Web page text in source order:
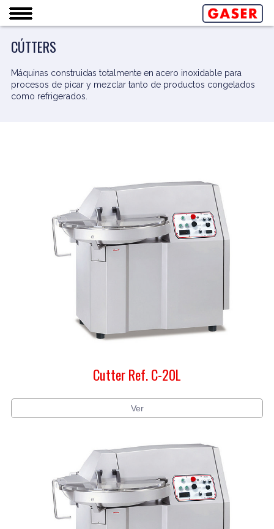
CÚTTERS
Máquinas construidas totalmente en acero inoxidable para
procesos de picar y mezclar tanto de productos congelados
como refrigerados.
Cutter Ref. C-20L
Ver